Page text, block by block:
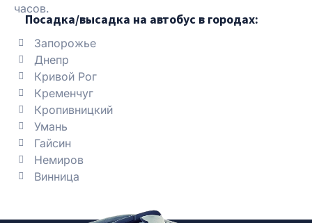
часов.
Посадка/высадка на автобус в городах:
Запорожье
Днепр
Кривой Рог
Кременчуг
Кропивницкий
Умань
Гайсин
Немиров
Винница